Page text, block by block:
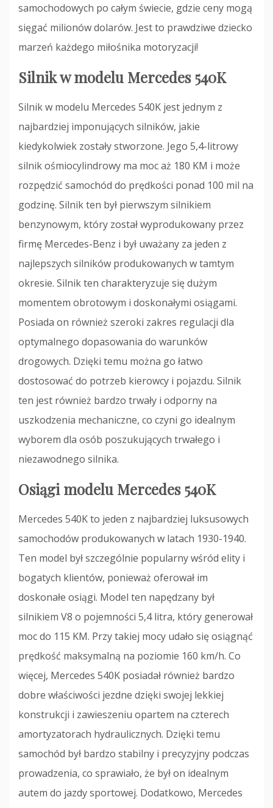
samochodowych po całym świecie, gdzie ceny mogą
sięgać milionów dolarów. Jest to prawdziwe dziecko
marzeń każdego miłośnika motoryzacji!
Silnik w modelu Mercedes 540K
Silnik w modelu Mercedes 540K jest jednym z
najbardziej imponujących silników, jakie
kiedykolwiek zostały stworzone. Jego 5,4-litrowy
silnik ośmiocylindrowy ma moc aż 180 KM i może
rozpędzić samochód do prędkości ponad 100 mil na
godzinę. Silnik ten był pierwszym silnikiem
benzynowym, który został wyprodukowany przez
firmę Mercedes-Benz i był uważany za jeden z
najlepszych silników produkowanych w tamtym
okresie. Silnik ten charakteryzuje się dużym
momentem obrotowym i doskonałymi osiągami.
Posiada on również szeroki zakres regulacji dla
optymalnego dopasowania do warunków
drogowych. Dzięki temu można go łatwo
dostosować do potrzeb kierowcy i pojazdu. Silnik
ten jest również bardzo trwały i odporny na
uszkodzenia mechaniczne, co czyni go idealnym
wyborem dla osób poszukujących trwałego i
niezawodnego silnika.
Osiągi modelu Mercedes 540K
Mercedes 540K to jeden z najbardziej luksusowych
samochodów produkowanych w latach 1930-1940.
Ten model był szczególnie popularny wśród elity i
bogatych klientów, ponieważ oferował im
doskonałe osiągi. Model ten napędzany był
silnikiem V8 o pojemności 5,4 litra, który generował
moc do 115 KM. Przy takiej mocy udało się osiągnąć
prędkość maksymalną na poziomie 160 km/h. Co
więcej, Mercedes 540K posiadał również bardzo
dobre właściwości jezdne dzięki swojej lekkiej
konstrukcji i zawieszeniu opartem na czterech
amortyzatorach hydraulicznych. Dzięki temu
samochód był bardzo stabilny i precyzyjny podczas
prowadzenia, co sprawiało, że był on idealnym
autem do jazdy sportowej. Dodatkowo, Mercedes